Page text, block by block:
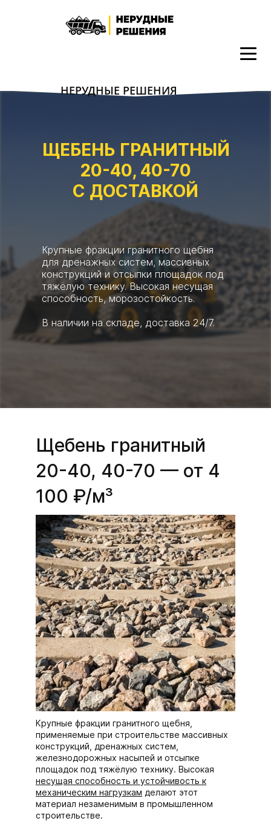
НЕРУДНЫЕ РЕШЕНИЯ
ЩЕБЕНЬ ГРАНИТНЫЙ
20-40, 40-70
С ДОСТАВКОЙ
Крупные фракции гранитного щебня
для дренажных систем, массивных
конструкций и отсыпки площадок под
тяжёлую технику. Высокая несущая
способность, морозостойкость.
В наличии на складе, доставка 24/7.
Щебень гранитный
20-40, 40-70 — от 4
100 ₽/м³
Крупные фракции гранитного щебня,
применяемые при строительстве массивных
конструкций, дренажных систем,
железнодорожных насыпей и отсыпке
площадок под тяжёлую технику. Высокая
несущая способность и устойчивость к
механическим нагрузкам делают этот
материал незаменимым в промышленном
строительстве.